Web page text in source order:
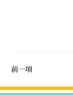
前一項